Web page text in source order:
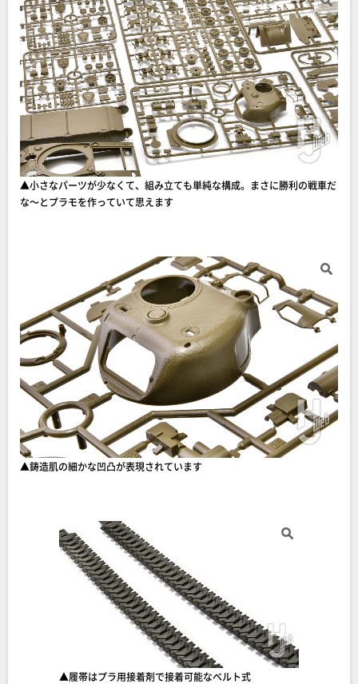
▲小さなパーツが少なくて、組み立ても単純な構成。まさに勝利の戦車だ
な～とプラモを作っていて思えます
▲鋳造肌の細かな凹凸が表現されています
▲履帯はプラ用接着剤で接着可能なベルト式